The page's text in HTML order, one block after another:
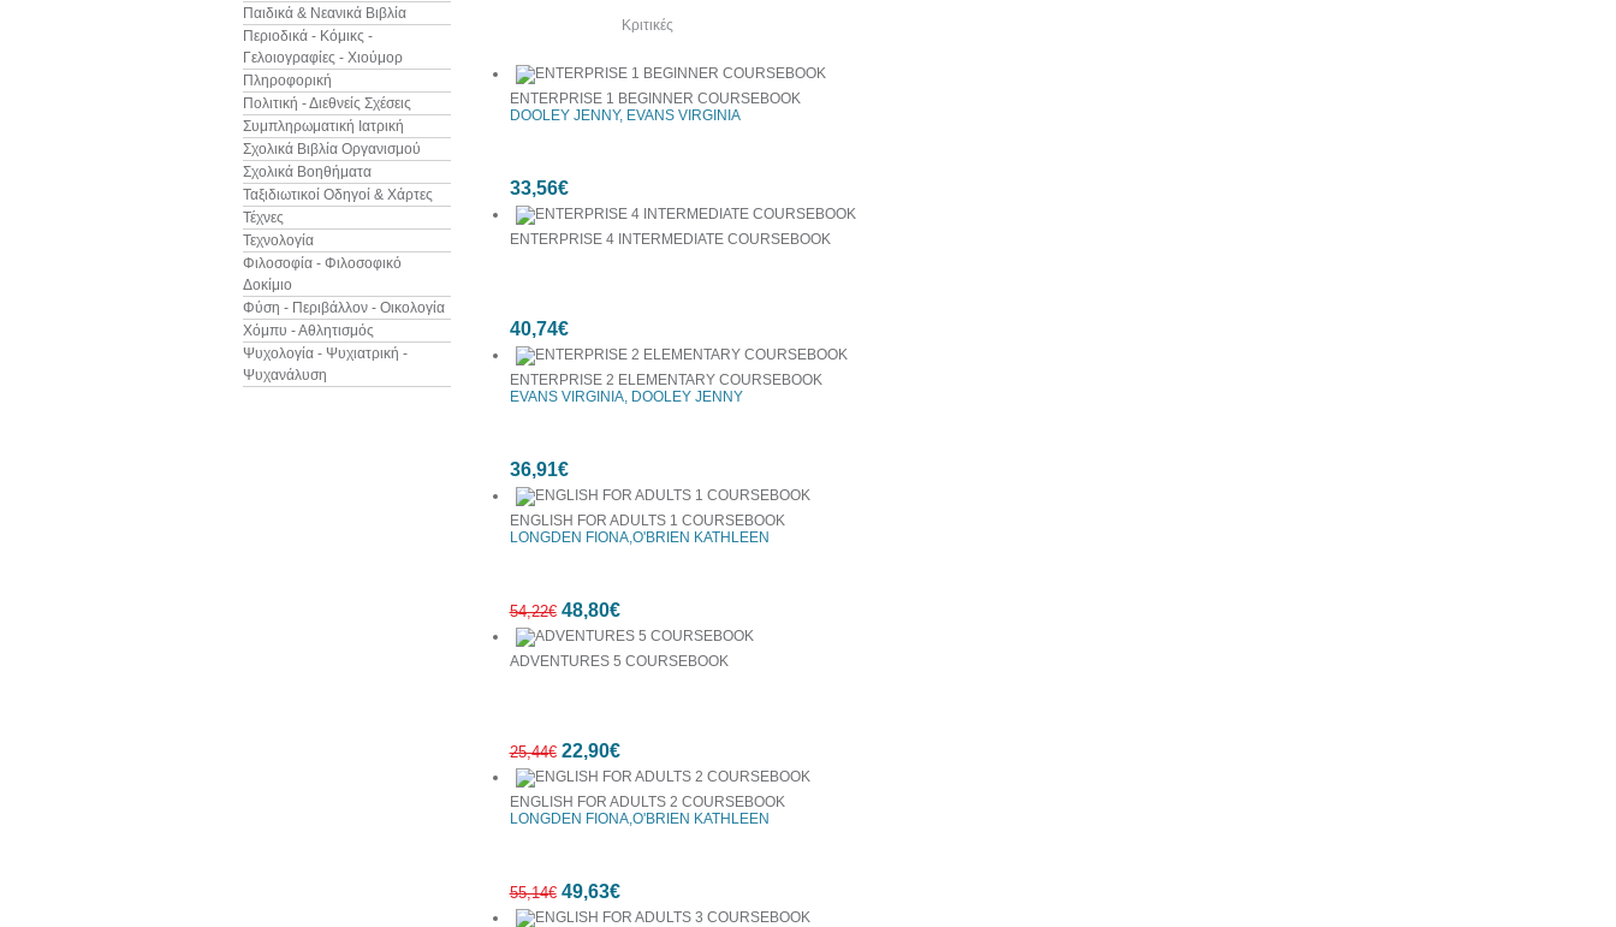
Παιδικά & Νεανικά Βιβλία
Περιοδικά - Κόμικς -
Γελοιογραφίες - Χιούμορ
Πληροφορική
Πολιτική - Διεθνείς Σχέσεις
Συμπληρωματική Ιατρική
Σχολικά Βιβλία Οργανισμού
Σχολικά Βοηθήματα
Ταξιδιωτικοί Οδηγοί & Χάρτες
Τέχνες
Τεχνολογία
Φιλοσοφία - Φιλοσοφικό
Δοκίμιο
Φύση - Περιβάλλον - Οικολογία
Χόμπυ - Αθλητισμός
Ψυχολογία - Ψυχιατρική -
Ψυχανάλυση
Κριτικές
ENTERPRISE 1 BEGINNER COURSEBOOK
DOOLEY JENNY, EVANS VIRGINIA
33,56€
ENTERPRISE 4 INTERMEDIATE COURSEBOOK
40,74€
ENTERPRISE 2 ELEMENTARY COURSEBOOK
EVANS VIRGINIA, DOOLEY JENNY
36,91€
ENGLISH FOR ADULTS 1 COURSEBOOK
LONGDEN FIONA,O'BRIEN KATHLEEN
54,22€ 48,80€
ADVENTURES 5 COURSEBOOK
25,44€ 22,90€
ENGLISH FOR ADULTS 2 COURSEBOOK
LONGDEN FIONA,O'BRIEN KATHLEEN
55,14€ 49,63€